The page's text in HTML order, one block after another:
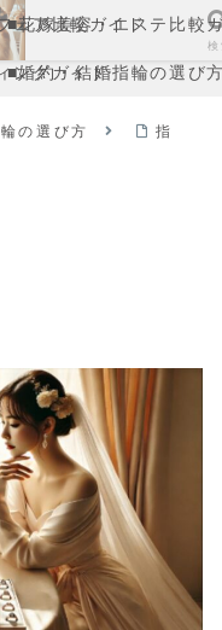
ェア比較ガイド
■花嫁美容・エステ比較
ングガイド
■婚約・結婚指輪の選び
の選び方
指